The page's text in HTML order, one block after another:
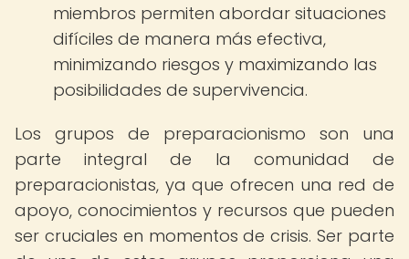
miembros permiten abordar situaciones
difíciles de manera más efectiva,
minimizando riesgos y maximizando las
posibilidades de supervivencia.
Los grupos de preparacionismo son una
parte integral de la comunidad de
preparacionistas, ya que ofrecen una red de
apoyo, conocimientos y recursos que pueden
ser cruciales en momentos de crisis. Ser parte